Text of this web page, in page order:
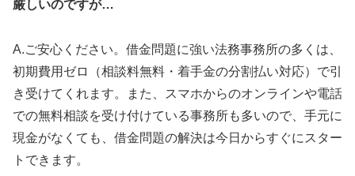
厳しいのですが…
A.ご安心ください。借金問題に強い法務事務所の多くは、
初期費用ゼロ（相談料無料・着手金の分割払い対応）で引
き受けてくれます。また、スマホからのオンラインや電話
での無料相談を受け付けている事務所も多いので、手元に
現金がなくても、借金問題の解決は今日からすぐにスター
トできます。